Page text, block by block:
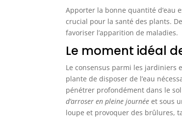
Apporter la bonne quantité d’eau
crucial pour la santé des plants.
favoriser l’apparition de maladies.
Le moment idéal
Le consensus parmi les
plante de disposer de l’eau
pénétrer profondément dans le
d’arroser en pleine journée et sous
loupe et provoquer des brûlures,